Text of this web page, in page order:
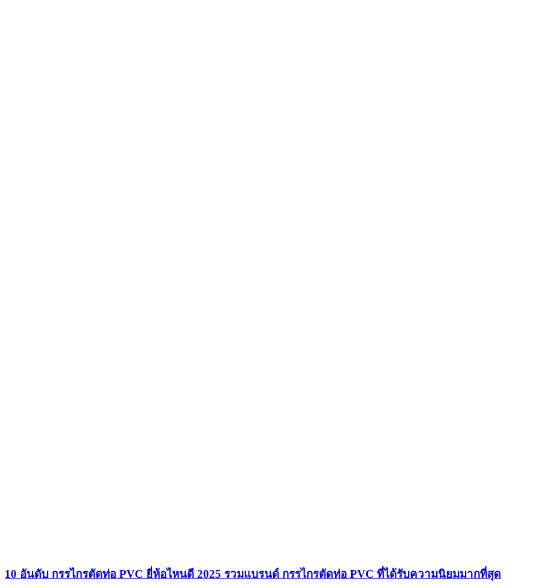
10 อันดับ กรรไกรตัดท่อ PVC ยี่ห้อไหนดี 2025 รวมแบรนด์ กรรไกรตัดท่อ PVC ที่ได้รับความนิยมมากที่สุด